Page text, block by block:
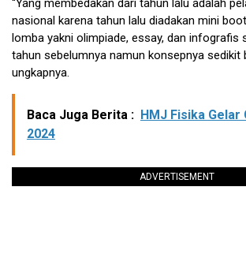
“Yang membedakan dari tahun lalu adalah
nasional karena tahun lalu diadakan mini
lomba yakni olimpiade, essay, dan infografis
tahun sebelumnya namun konsepnya sedikit
ungkapnya.
Baca Juga Berita : HMJ Fisika Gelar
2024
ADVERTISEMENT